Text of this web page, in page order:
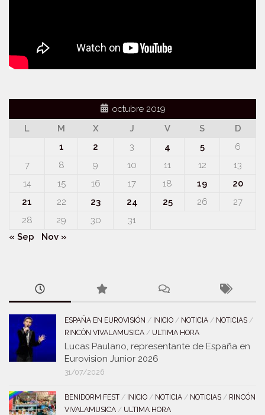
octubre 2019
L
M X J V S
D
1
2 3 4 5
6
7
8 9 10 11 12
13
14
15 16 17 18 19
20
21
22 23 24 25 26
27
28
29 30
31
« Sep
Nov »
ESPAÑA EN EUROVISIÓN / INICIO / NOTICIA / NOTICIAS /
RINCÓN VIVALAMUSICA / ULTIMA HORA
Lucas Paulano, representante de España en
Eurovision Junior 2026
31/07/2026
BENIDORM FEST / INICIO / NOTICIA / NOTICIAS / RINCÓN
VIVALAMUSICA / ULTIMA HORA